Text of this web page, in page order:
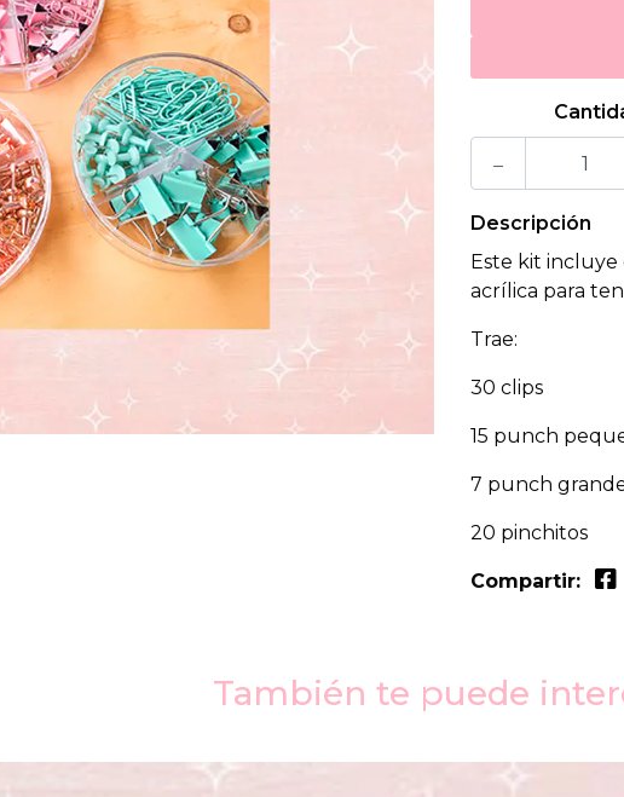
-
Descripción
Este kit incluye
acrílica para
Trae:
30 clips
15 punch
7 punch
20 pinchitos
Compartir:
También te puede